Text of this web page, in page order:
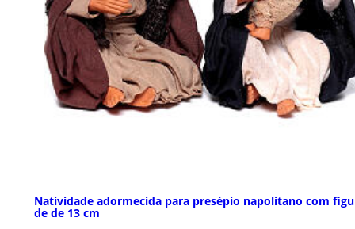
Natividade adormecida para presépio napolitano com
de de 13 cm